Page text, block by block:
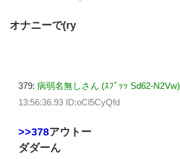
オナニーで(ry
379: 病弱名無しさん (ｽﾌﾟｯｯ Sd62-N2Vw)
13:56:36.93 ID:oCl5CyQfd
>>378アウトー
ダダーん